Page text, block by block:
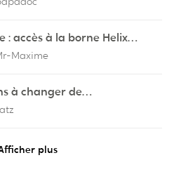
: accès à la borne Helix
NAT Black Ops 2
Maxime
à changer de
plus